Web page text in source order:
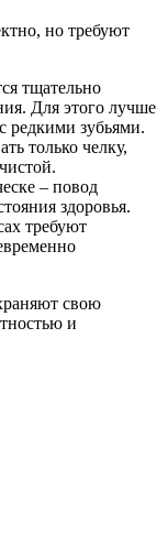
но требуют
тщательно
Для этого лучше
редкими зубьями.
только челку,
– повод
здоровья.
требуют
свою
и